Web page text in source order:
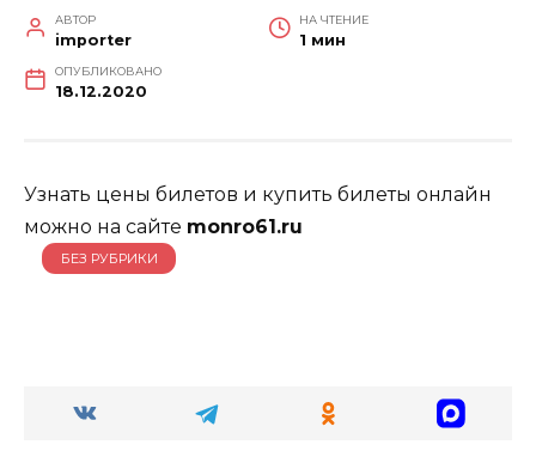
АВТОР
importer
НА ЧТЕНИЕ
1 мин
ОПУБЛИКОВАНО
18.12.2020
Узнать цены билетов и купить билеты онлайн
можно на сайте monro61.ru
БЕЗ РУБРИКИ